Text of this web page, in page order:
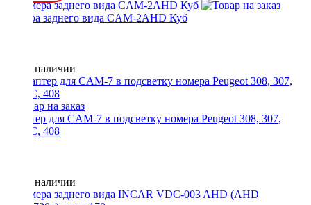
Камера заднего вида CAM-2AHD Куб
Нет в наличии
Адаптер для CAM-7 в подсветку номера Peugeot 308, 307,
307CC, 408
Нет в наличии